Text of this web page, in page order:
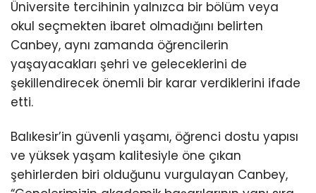
Üniversite tercihinin yalnızca bir bölüm veya
okul seçmekten ibaret olmadığını belirten
Canbey, aynı zamanda öğrencilerin
yaşayacakları şehri ve geleceklerini de
şekillendirecek önemli bir karar verdiklerini ifade
etti.
Balıkesir’in güvenli yaşamı, öğrenci dostu yapısı
ve yüksek yaşam kalitesiyle öne çıkan
şehirlerden biri olduğunu vurgulayan Canbey,